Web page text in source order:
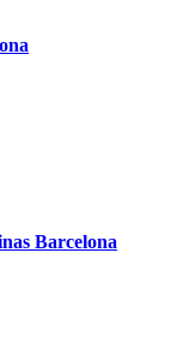
Barcelona